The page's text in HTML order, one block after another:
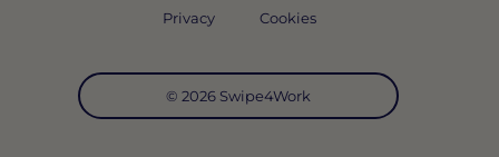
© 2026 Swipe4Work
Privacy Cookies